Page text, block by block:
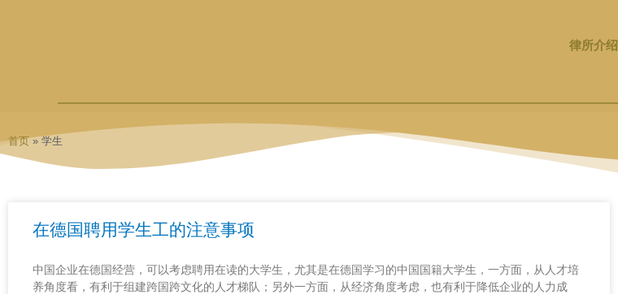
律所介绍
首页» 学生
在德国聘用学生工的注意事项
中国企业在德国经营，可以考虑聘用在读的大学生，尤其是在德国学习的中国国籍大学生，一方面，从人才培
养角度看，有利于组建跨国跨文化的人才梯队；另外一方面，从经济角度考虑，也有利于降低企业的人力成